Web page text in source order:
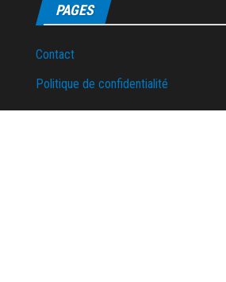
PAGES
Contact
Politique de confidentialité